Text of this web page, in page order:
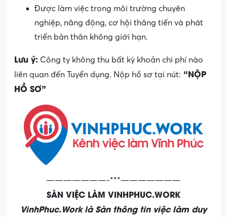
Được làm việc trong môi trường chuyên
nghiệp, năng động, cơ hội thăng tiến và phát
triển bản thân không giới hạn.
Lưu ý: Công ty không thu bất kỳ khoản chi phí nào
liên quan đến Tuyển dụng. Nộp hồ sơ tại nút: “NỘP
HỒ SƠ”
———————-***———————
SÀN VIỆC LÀM VINHPHUC.WORK
VinhPhuc.Work là Sàn thông tin việc làm duy